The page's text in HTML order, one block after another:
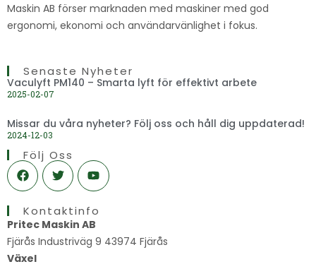
Maskin AB förser marknaden med maskiner med god
ergonomi, ekonomi och användarvänlighet i fokus.
Senaste Nyheter
Vaculyft PM140 – Smarta lyft för effektivt arbete
2025-02-07
Missar du våra nyheter? Följ oss och håll dig uppdaterad!
2024-12-03
Följ Oss
F
a
c
b
o
o
k
T
w
i
t
e
r
Y
o
u
u
b
e
Kontaktinfo
Pritec Maskin AB
Fjärås Industriväg 9 43974 Fjärås
Växel